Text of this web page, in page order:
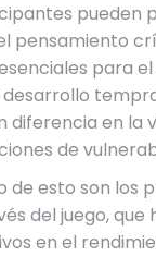
pueden
pensamiento
para
desarrollo
diferencia en la
de
de esto son los
del juego, que
en el